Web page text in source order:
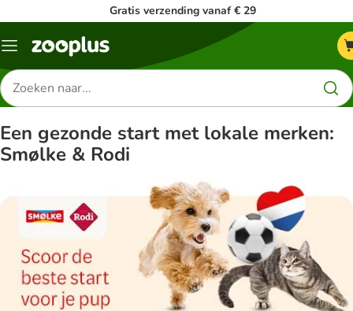
Gratis verzending vanaf € 29
Menu
Zoeken
naar
producten
Een gezonde start met lokale merken:
Smølke & Rodi